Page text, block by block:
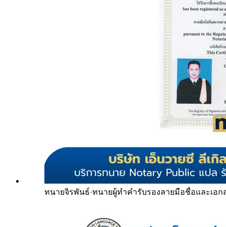
ทนายจิรพันธ์·ทนายผู้ทำคำรับรองลายมือชื่อและเอก